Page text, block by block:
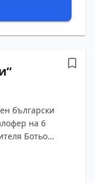
български
на 6
Ботьо